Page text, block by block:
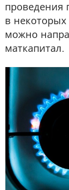
проведения
в некоторых
можно
маткапитал.